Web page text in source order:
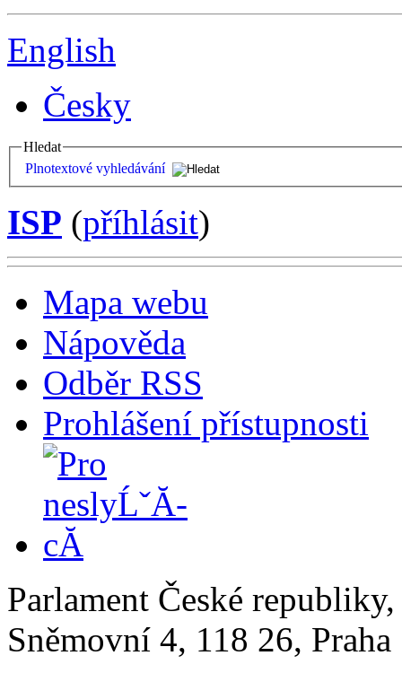
English
Česky
Hledat
Plnotextové vyhledávání
ISP (příhlásit)
Mapa webu
Nápověda
Odběr RSS
Prohlášení přístupnosti
Parlament České
Sněmovní 4, 118 26,